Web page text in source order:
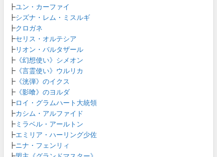
┣ユン・カーファイ
┣シズナ・レム・ミスルギ
┣クロガネ
┣セリス・オルテシア
┣ リオン・バルタザール
┣ 《幻想使い》シメオン
┣ 《言霊使い》ウルリカ
┣ 《洸弾》のイクス
┣ 《影喰》のヨルダ
┣ロイ・グラムハート大統領
┣カシム・アルファイド
┣ ミラベル・アールトン
┣エミリア・ハーリング少佐
┣ ニナ・フェンリィ